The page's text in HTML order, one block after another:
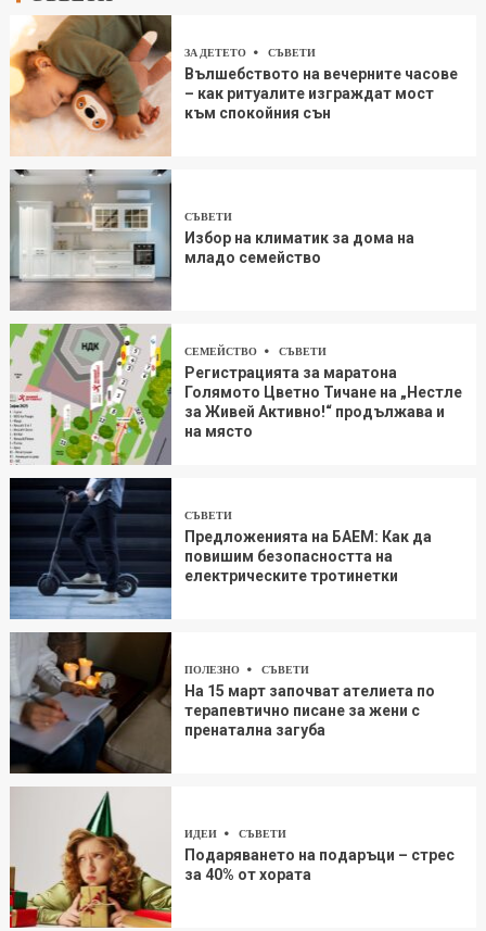
ЗА ДЕТЕТО СЪВЕТИ
Вълшебството на вечерните часове
– как ритуалите изграждат мост
към спокойния сън
СЪВЕТИ
Избор на климатик за дома на
младо семейство
СЕМЕЙСТВО СЪВЕТИ
Регистрацията за маратона
Голямото Цветно Тичане на „Нестле
за Живей Aктивно!“ продължава и
на място
СЪВЕТИ
Предложенията на БАЕМ: Как да
повишим безопасността на
електрическите тротинетки
ПОЛЕЗНО СЪВЕТИ
На 15 март започват ателиета по
терапевтично писане за жени с
пренатална загуба
ИДЕИ СЪВЕТИ
Подаряването на подаръци – стрес
за 40% от хората